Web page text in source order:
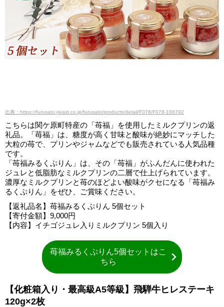
出典：https://furusato.jreast.co.jp/furusato/products/detail/F078/F078-106792
こちらは関ケ原町特産の「苺福」を使用したミルクプリンの返
礼品。「苺福」は、糖度が高く甘味と酸味が絶妙にマッチした
大粒の苺で、プリンやジャムなどでも販売されている人気品種
です。
「苺福みるくぷりん」は、その「苺福」がふんだんに使われた
ジュレと低脂肪なミルクプリンの二層で仕上げられています。
濃厚なミルクプリンと苺のほどよい酸味がクセになる「苺福み
るくぷりん」をぜひ、ご賞味ください。
【返礼品名】苺福みるくぷりん 5個セット
【寄付金額】9,000円
【内容】イチゴジュレ入りミルクプリン 5個入り
苺福みるくぷりん5個セットはこ
ちら
【化粧箱入り・最高級A5等級】飛騨牛ヒレステーキ
120g×2枚